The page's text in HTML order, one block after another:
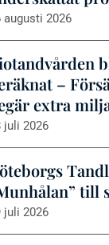
augusti 2026
–
extra
juli 2026
till
juli 2026